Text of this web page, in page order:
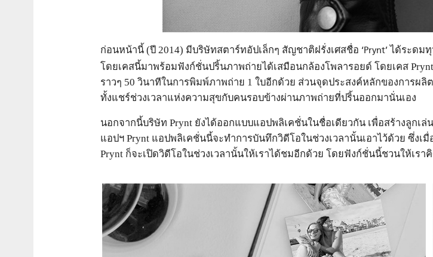
ก่อนหน้านี้ (ปี 2014) มีบริษัทสตาร์ทอัปเล็กๆ สัญชาติฝรั่งเศสชื่อ ‘Prynt’ได้ระดมทุ
โดยเคสนี้มาพร้อมฟังก์ชั่นปริ้นภาพถ่ายได้เสมือนกล้องโพลารอยด์ โดยเคส
ราวๆ 50 วินาทีในการพิมพ์ภาพถ่าย 1 ใบอีกด้วย ส่วนจุดประสงค์หลักของการผ
ทั้งแชร์ช่วงเวลาแห่งความสุขกับคนรอบข้างผ่านภาพถ่ายที่ปริ้นออกมานั่นเอง
นอกจากนี้บริษัท Prynt ยังได้ออกแบบแอปพลิเคชั่นในชื่อเดียวกัน เพื่อสร้างลูก
แอปฯ Prynt แอปพลิเคชั่นนี้จะทำการบันทึกวิดีโอในช่วงเวลานั้นเอาไว้ด้วย ซึ่ง
Prynt ก็จะเปิดวิดีโอในช่วงเวลานั้นให้เราได้ชมอีกด้วย โดยฟังก์ชั่นนี้ชวนให้เร